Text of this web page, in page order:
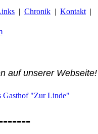
Chronik Kontakt
unserer Webseite!
Gasthof "Zur Linde"